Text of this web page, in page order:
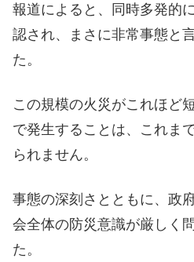
報道によると、同時多発的
認され、まさに非常事態と
た。
この規模の火災がこれほど
で発生することは、これま
られません。
事態の深刻さとともに、政
会全体の防災意識が厳しく
た。